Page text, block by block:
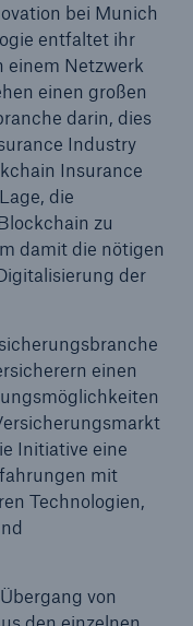
bei Munich
entfaltet ihr
einem Netzwerk
einen großen
darin, dies
Industry
Insurance
die
zu
damit die nötigen
der
einen
Initiative eine
mit
Technologien,
von
bis zur
BU-